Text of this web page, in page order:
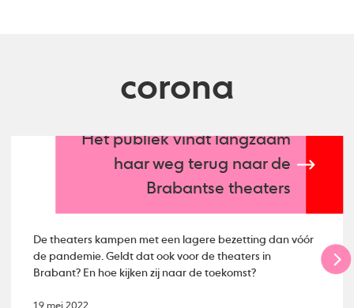
corona
Het publiek vindt langzaam
haar weg terug naar de
Brabantse theaters
De theaters kampen met een lagere bezetting dan vóór
de pandemie. Geldt dat ook voor de theaters in
Brabant? En hoe kijken zij naar de toekomst?
19 mei 2022